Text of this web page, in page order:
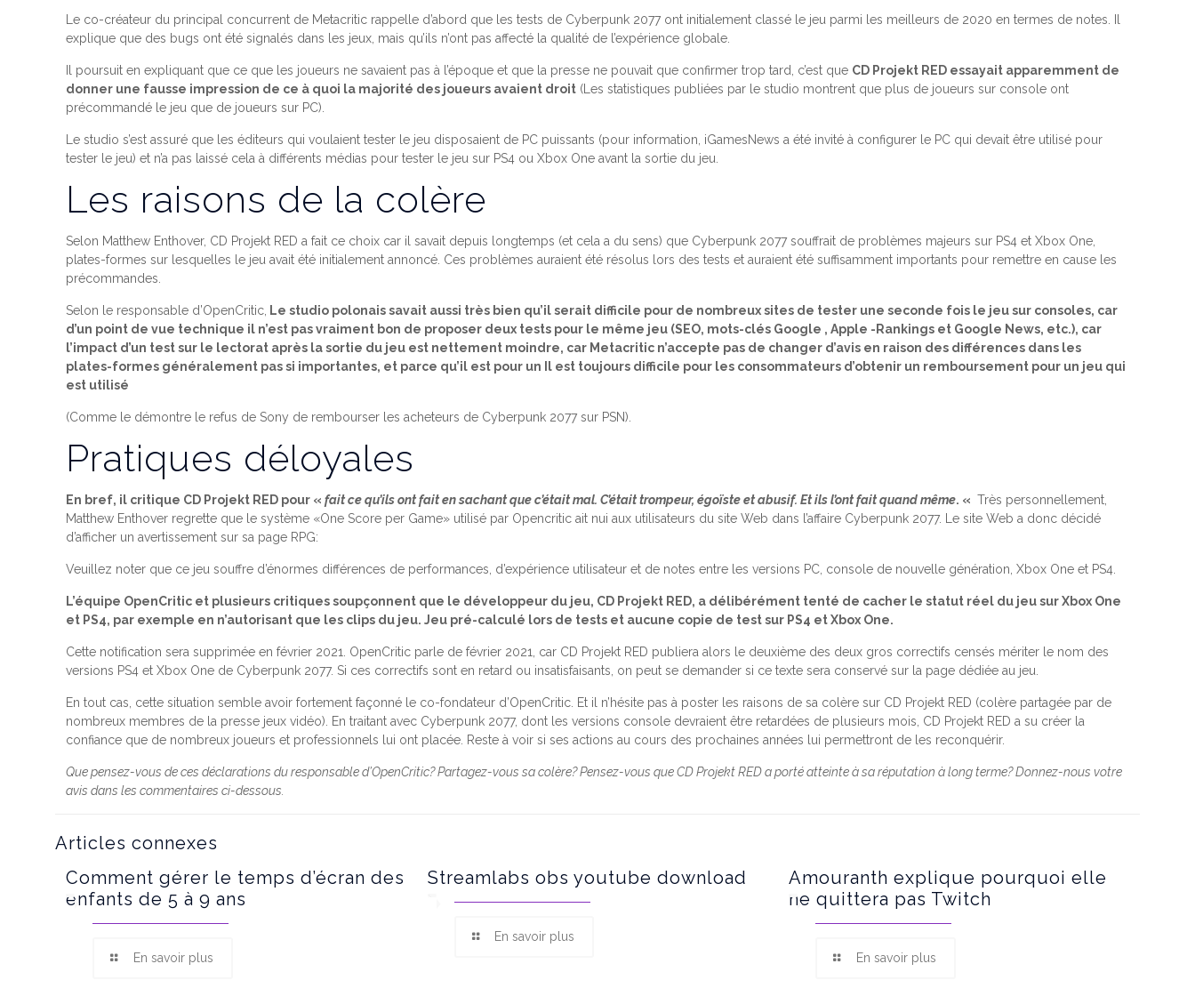
Le co-créateur du principal concurrent de Metacritic rappelle d’abord que les tests de Cyberpunk 2077 ont initialement classé le jeu parmi les meilleurs de 2020 en termes de notes. Il
explique que des bugs ont été signalés dans les jeux, mais qu’ils n’ont pas affecté la qualité de l’expérience globale.
Il poursuit en expliquant que ce que les joueurs ne savaient pas à l’époque et que la presse ne pouvait que confirmer trop tard, c’est que CD Projekt RED essayait apparemment de
donner une fausse impression de ce à quoi la majorité des joueurs avaient droit (Les statistiques publiées par le studio montrent que plus de joueurs sur console ont
précommandé le jeu que de joueurs sur PC).
Le studio s’est assuré que les éditeurs qui voulaient tester le jeu disposaient de PC puissants (pour information, iGamesNews a été invité à configurer le PC qui devait être utilisé pour
tester le jeu) et n’a pas laissé cela à différents médias pour tester le jeu sur PS4 ou Xbox One avant la sortie du jeu.
Les raisons de la colère
Selon Matthew Enthover, CD Projekt RED a fait ce choix car il savait depuis longtemps (et cela a du sens) que Cyberpunk 2077 souffrait de problèmes majeurs sur PS4 et Xbox One,
plates-formes sur lesquelles le jeu avait été initialement annoncé. Ces problèmes auraient été résolus lors des tests et auraient été suffisamment importants pour remettre en cause les
précommandes.
Selon le responsable d’OpenCritic, Le studio polonais savait aussi très bien qu’il serait difficile pour de nombreux sites de tester une seconde fois le jeu sur consoles, car
d’un point de vue technique il n’est pas vraiment bon de proposer deux tests pour le même jeu (SEO, mots-clés Google , Apple -Rankings et Google News, etc.), car
l’impact d’un test sur le lectorat après la sortie du jeu est nettement moindre, car Metacritic n’accepte pas de changer d’avis en raison des différences dans les
plates-formes généralement pas si importantes, et parce qu’il est pour un Il est toujours difficile pour les consommateurs d’obtenir un remboursement pour un jeu qui
est utilisé
(Comme le démontre le refus de Sony de rembourser les acheteurs de Cyberpunk 2077 sur PSN).
Pratiques déloyales
En bref, il critique CD Projekt RED pour «fait ce qu’ils ont fait en sachant que c’était mal. C’était trompeur, égoïste et abusif. Et ils l’ont fait quand même. « Très personnellement,
Matthew Enthover regrette que le système «One Score per Game» utilisé par Opencritic ait nui aux utilisateurs du site Web dans l’affaire Cyberpunk 2077. Le site Web a donc décidé
d’afficher un avertissement sur sa page RPG:
Veuillez noter que ce jeu souffre d’énormes différences de performances, d’expérience utilisateur et de notes entre les versions PC, console de nouvelle génération, Xbox One et PS4.
L’équipe OpenCritic et plusieurs critiques soupçonnent que le développeur du jeu, CD Projekt RED, a délibérément tenté de cacher le statut réel du jeu sur Xbox One
et PS4, par exemple en n’autorisant que les clips du jeu. Jeu pré-calculé lors de tests et aucune copie de test sur PS4 et Xbox One.
Cette notification sera supprimée en février 2021. OpenCritic parle de février 2021, car CD Projekt RED publiera alors le deuxième des deux gros correctifs censés mériter le nom des
versions PS4 et Xbox One de Cyberpunk 2077. Si ces correctifs sont en retard ou insatisfaisants, on peut se demander si ce texte sera conservé sur la page dédiée au jeu.
En tout cas, cette situation semble avoir fortement façonné le co-fondateur d’OpenCritic. Et il n’hésite pas à poster les raisons de sa colère sur CD Projekt RED (colère partagée par de
nombreux membres de la presse jeux vidéo). En traitant avec Cyberpunk 2077, dont les versions console devraient être retardées de plusieurs mois, CD Projekt RED a su créer la
confiance que de nombreux joueurs et professionnels lui ont placée. Reste à voir si ses actions au cours des prochaines années lui permettront de les reconquérir.
Que pensez-vous de ces déclarations du responsable d’OpenCritic? Partagez-vous sa colère? Pensez-vous que CD Projekt RED a porté atteinte à sa réputation à long terme? Donnez-nous votre
avis dans les commentaires ci-dessous.
Articles connexes
Comment gérer le temps d’écran des
enfants de 5 à 9 ans
En savoir plus
Streamlabs obs youtube download
En savoir plus
Amouranth explique pourquoi elle
ne quittera pas Twitch
En savoir plus